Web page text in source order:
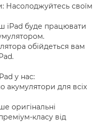
Насолоджуйтесь своїм
iPad буде працювати
обійдеться вам
у нас:
для всіх
оригінальні
класу від